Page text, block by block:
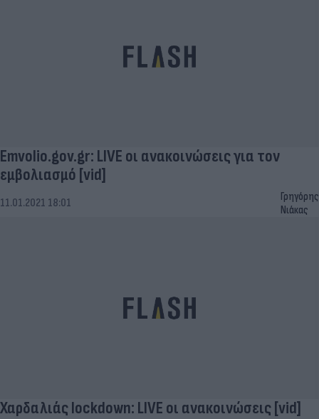
Emvolio.gov.gr: LIVE οι ανακοινώσεις για τον
εμβολιασμό [vid]
11.01.2021 18:01
Γρηγόρης
Νιάκας
Χαρδαλιάς lockdown: LIVE οι ανακοινώσεις [vid]